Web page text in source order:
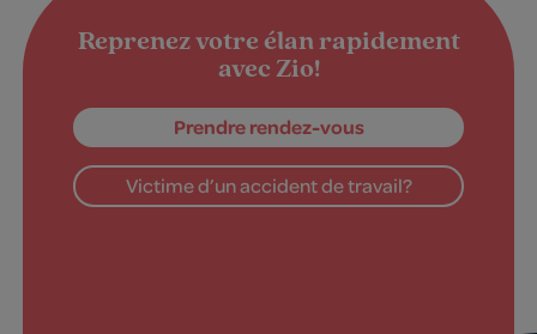
Reprenez votre élan rapidement
avec Zio!
Prendre rendez-vous
Victime d’un accident de travail?